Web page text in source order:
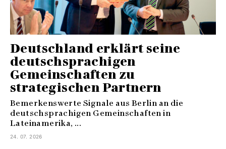
Deutschland erklärt seine
deutschsprachigen
Gemeinschaften zu
strategischen Partnern
Bemerkenswerte Signale aus Berlin an die
deutschsprachigen Gemeinschaften in
Lateinamerika, ...
24. 07. 2026